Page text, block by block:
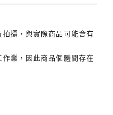
攝，與實際商品可能會有
業，因此商品個體間存在